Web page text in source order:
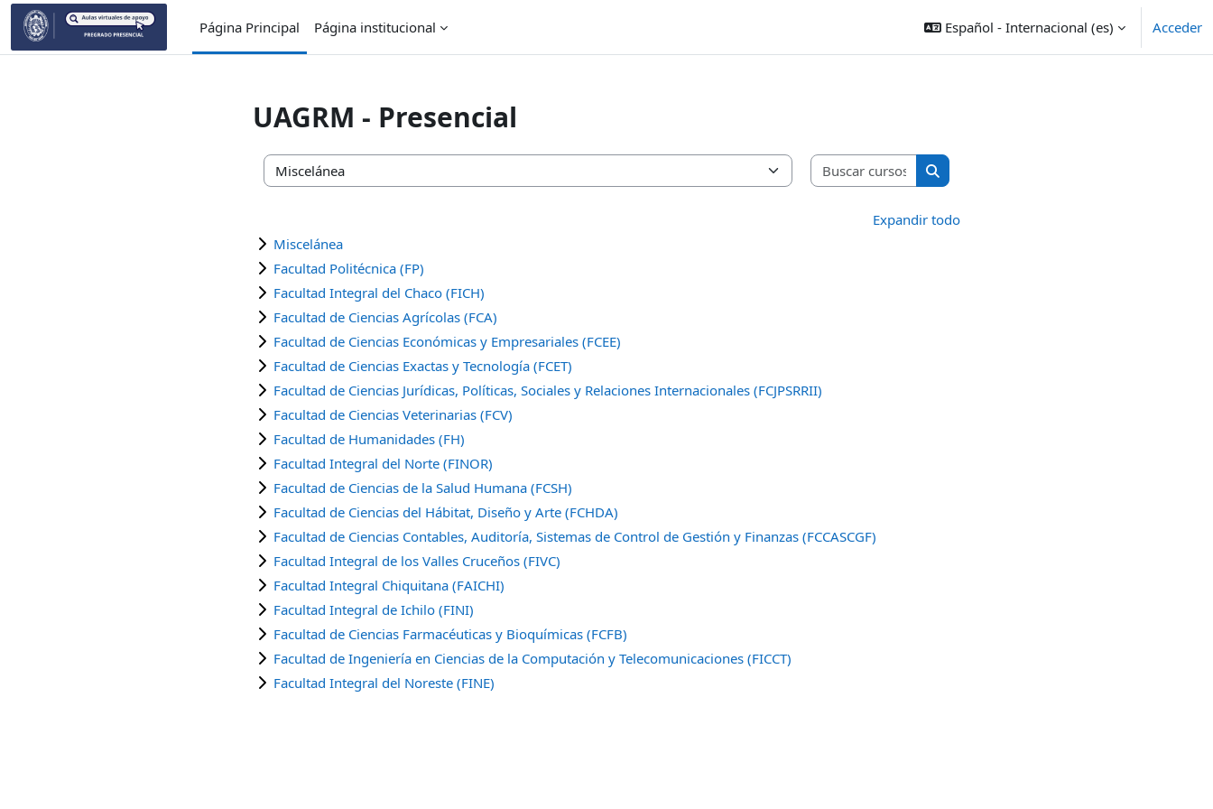
Salta al contenido principal
Página Principal
Página institucional Español - Internacional ‎(es)‎ Acceder
UAGRM - Presencial
Categorías
Buscar cursos
Buscar cursos
Expandir todo
Miscelánea
Facultad Politécnica (FP)
Facultad Integral del Chaco (FICH)
Facultad de Ciencias Agrícolas (FCA)
Facultad de Ciencias Económicas y Empresariales (FCEE)
Facultad de Ciencias Exactas y Tecnología (FCET)
Facultad de Ciencias Jurídicas, Políticas, Sociales y Relaciones Internacionales (FCJPSRRII)
Facultad de Ciencias Veterinarias (FCV)
Facultad de Humanidades (FH)
Facultad Integral del Norte (FINOR)
Facultad de Ciencias de la Salud Humana (FCSH)
Facultad de Ciencias del Hábitat, Diseño y Arte (FCHDA)
Facultad de Ciencias Contables, Auditoría, Sistemas de Control de Gestión y Finanzas (FCCASCGF)
Facultad Integral de los Valles Cruceños (FIVC)
Facultad Integral Chiquitana (FAICHI)
Facultad Integral de Ichilo (FINI)
Facultad de Ciencias Farmacéuticas y Bioquímicas (FCFB)
Facultad de Ingeniería en Ciencias de la Computación y Telecomunicaciones (FICCT)
Facultad Integral del Noreste (FINE)